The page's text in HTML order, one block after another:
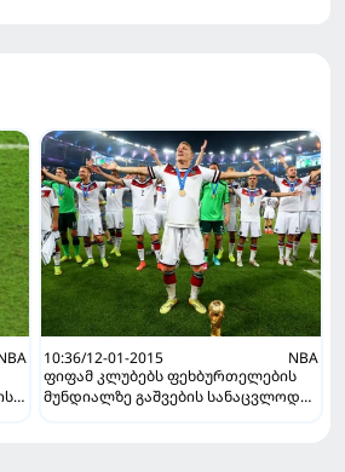
10:36/12-01-2015
NBA
ფიფამ კლუბებს ფეხბურთელების
მუნდიალზე გაშვების სანაცვლოდ